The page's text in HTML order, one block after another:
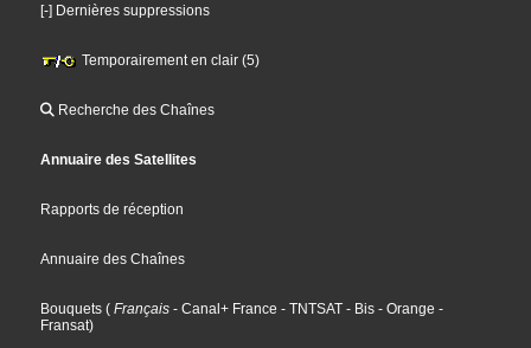
[-] Dernières suppressions
Temporairement en clair (5)
Recherche des Chaînes
Annuaire des Satellites
Rapports de réception
Annuaire des Chaînes
Bouquets ( Français - Canal+ France - TNTSAT - Bis - Orange -
Fransat)